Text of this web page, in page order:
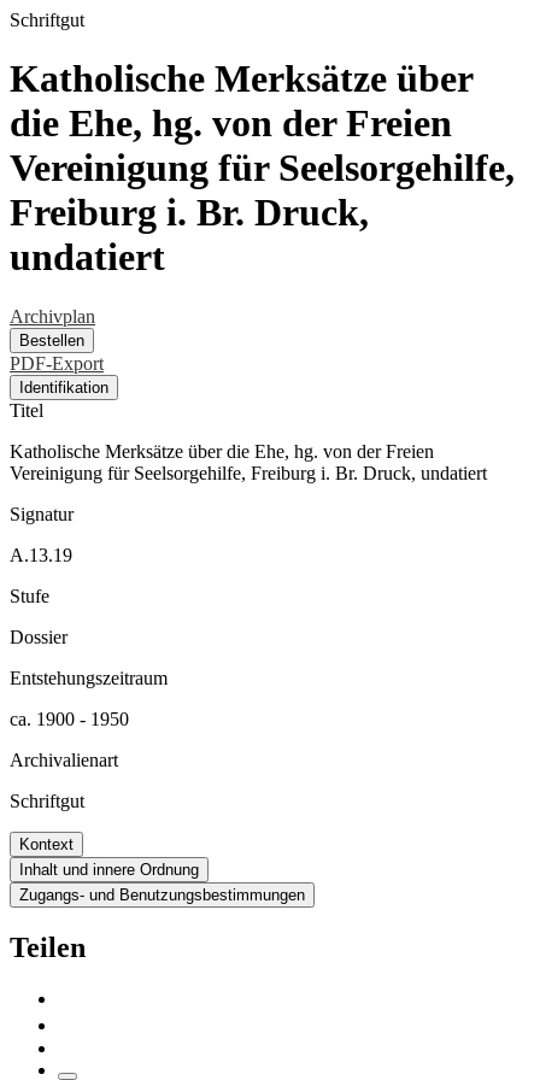
Schriftgut
Katholische Merksätze über
die Ehe, hg. von der Freien
Vereinigung für Seelsorgehilfe,
Freiburg i. Br. Druck,
undatiert
Archivplan
Bestellen
PDF-Export
Identifikation
Titel
Katholische Merksätze über die Ehe, hg. von der Freien
Vereinigung für Seelsorgehilfe, Freiburg i. Br. Druck, undatiert
Signatur
A.13.19
Stufe
Dossier
Entstehungszeitraum
ca. 1900 - 1950
Archivalienart
Schriftgut
Kontext
Inhalt und innere Ordnung
Zugangs- und Benutzungsbestimmungen
Teilen